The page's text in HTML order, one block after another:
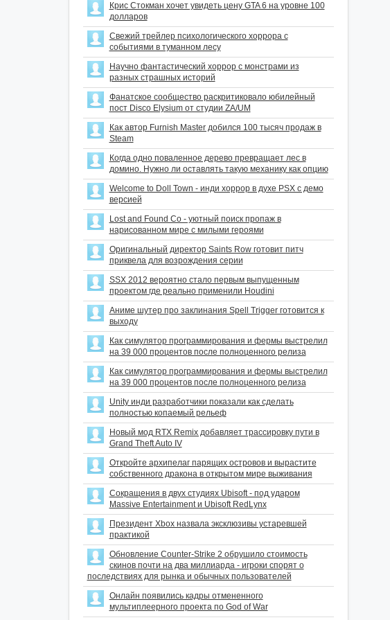
Крис Стокман хочет увидеть цену GTA 6 на уровне 100
долларов
Свежий трейлер психологического хоррора с
событиями в туманном лесу
Научно фантастический хоррор с монстрами из
разных страшных историй
Фанатское сообщество раскритиковало юбилейный
пост Disco Elysium от студии ZA/UM
Как автор Furnish Master добился 100 тысяч продаж в
Steam
Когда одно поваленное дерево превращает лес в
домино. Нужно ли оставлять такую механику как опцию
Welcome to Doll Town - инди хоррор в духе PSX с демо
версией
Lost and Found Co - уютный поиск пропаж в
нарисованном мире с милыми героями
Оригинальный директор Saints Row готовит питч
приквела для возрождения серии
SSX 2012 вероятно стало первым выпущенным
проектом где реально применили Houdini
Аниме шутер про заклинания Spell Trigger готовится к
выходу
Как симулятор программирования и фермы выстрелил
на 39 000 процентов после полноценного релиза
Как симулятор программирования и фермы выстрелил
на 39 000 процентов после полноценного релиза
Unity инди разработчики показали как сделать
полностью копаемый рельеф
Новый мод RTX Remix добавляет трассировку пути в
Grand Theft Auto IV
Откройте архипелаг парящих островов и вырастите
собственного дракона в открытом мире выживания
Сокращения в двух студиях Ubisoft - под ударом
Massive Entertainment и Ubisoft RedLynx
Президент Xbox назвала эксклюзивы устаревшей
практикой
Обновление Counter-Strike 2 обрушило стоимость
скинов почти на два миллиарда - игроки спорят о
последствиях для рынка и обычных пользователей
Онлайн появились кадры отмененного
мультиплеерного проекта по God of War